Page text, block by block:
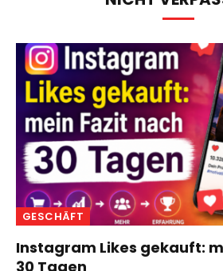
GESCHÄFT
Instagram Likes gekauft:
30 Tagen